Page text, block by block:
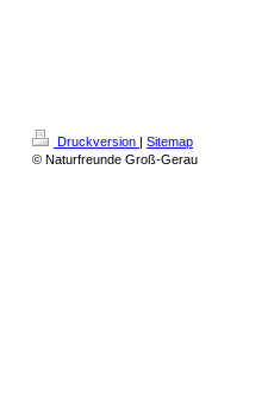
Druckversion | Sitemap
© Naturfreunde Groß-Gerau